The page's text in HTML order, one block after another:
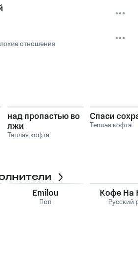
отношения
над пропастью во
лжи
Теплая кофта
Спаси
Теплая кофта
Emilou
Поп
Кофе На
Русский